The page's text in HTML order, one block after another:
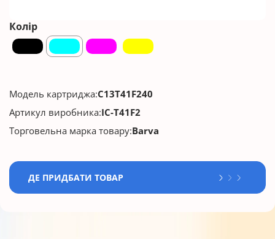
Колір
Модель картриджа:C13T41F240
Артикул виробника:IC-T41F2
Торговельна марка товару:Barva
ДЕ ПРИДБАТИ ТОВАР